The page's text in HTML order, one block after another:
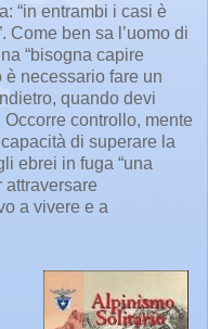
“in entrambi i casi è
Come ben sa l’uomo di
“bisogna capire
è necessario fare un
quando devi
Occorre controllo, mente
di superare la
ebrei in fuga “una
attraversare
a vivere e a